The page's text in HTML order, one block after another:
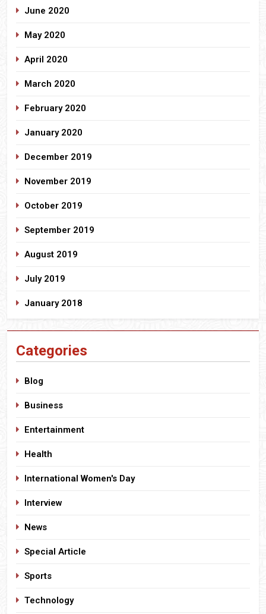
June 2020
May 2020
April 2020
March 2020
February 2020
January 2020
December 2019
November 2019
October 2019
September 2019
August 2019
July 2019
January 2018
Categories
Blog
Business
Entertainment
Health
International Women's Day
Interview
News
Special Article
Sports
Technology